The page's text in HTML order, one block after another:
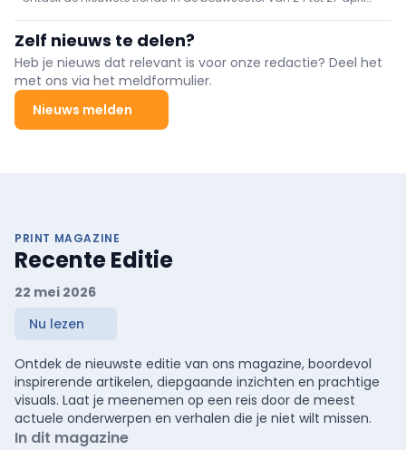
Zelf nieuws te delen?
Heb je nieuws dat relevant is voor onze redactie? Deel het
met ons via het meldformulier.
Nieuws melden
PRINT MAGAZINE
Recente Editie
22 mei 2026
Nu lezen
Ontdek de nieuwste editie van ons magazine, boordevol
inspirerende artikelen, diepgaande inzichten en prachtige
visuals. Laat je meenemen op een reis door de meest
actuele onderwerpen en verhalen die je niet wilt missen.
In dit magazine